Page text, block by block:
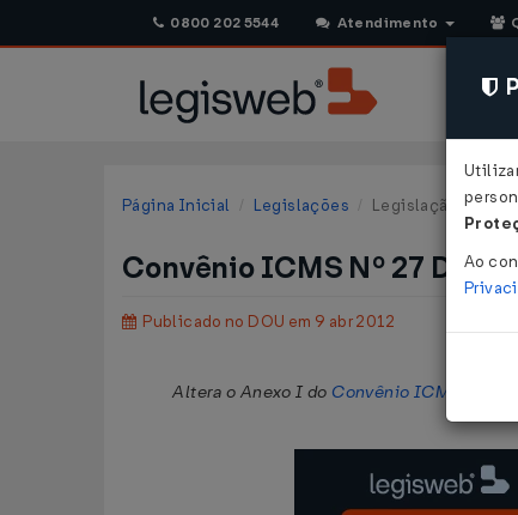
0800 202 5544 Atendimento
Página Inicial Legislações Legislação Federal
Convênio ICMS Nº 27 DE
Publicado no DOU em 9 abr 2012
Altera o Anexo I do Convênio ICMS 52/1991
Ao